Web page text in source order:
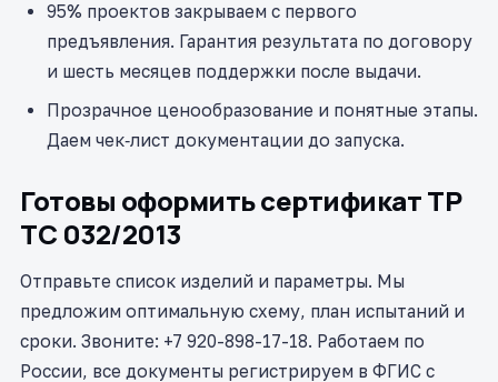
95% проектов закрываем с первого
предъявления. Гарантия результата по договору
и шесть месяцев поддержки после выдачи.
Прозрачное ценообразование и понятные этапы.
Даем чек‑лист документации до запуска.
Готовы оформить сертификат ТР
ТС 032/2013
Отправьте список изделий и параметры. Мы
предложим оптимальную схему, план испытаний и
сроки. Звоните: +7 920-898-17-18. Работаем по
России, все документы регистрируем в ФГИС с